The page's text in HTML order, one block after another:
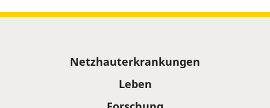
Netzhauterkrankungen
Leben